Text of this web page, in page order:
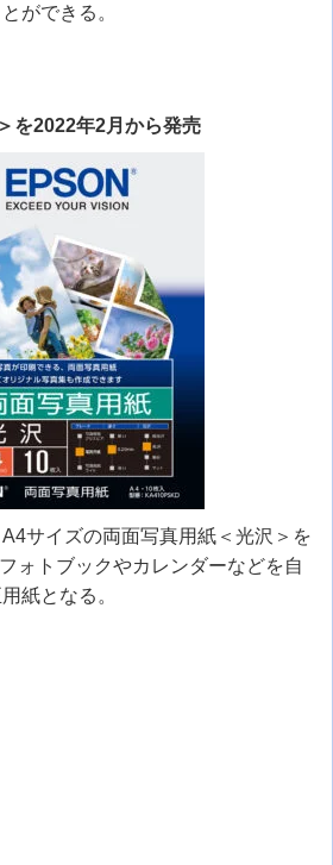
ができる。
を2022年2月から発売
A4サイズの両面写真用紙＜光沢＞を
ォトブックやカレンダーなどを自
紙となる。